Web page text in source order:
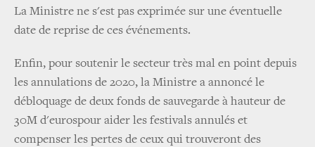
La Ministre ne s'est pas exprimée sur une éventuelle
date de reprise de ces événements.
Enfin, pour soutenir le secteur très mal en point depuis
les annulations de 2020, la Ministre a annoncé le
débloquage de deux fonds de sauvegarde à hauteur de
30M d'eurospour aider les festivals annulés et
compenser les pertes de ceux qui trouveront des